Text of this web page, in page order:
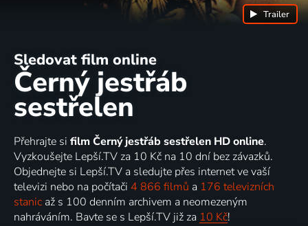
Sledovat film online
Černý jestřáb
sestřelen
Trailer
Přehrajte si film Černý jestřáb sestřelen HD online.
Vyzkoušejte Lepší.TV za 10 Kč na 10 dní bez závazků.
Objednejte si Lepší.TV a sledujte přes internet ve vaší
televizi nebo na počítači 4 866 filmů a 176 televizních
stanic až s 100 denním archivem a neomezeným
nahráváním. Bavte se s Lepší.TV již za 10 Kč!